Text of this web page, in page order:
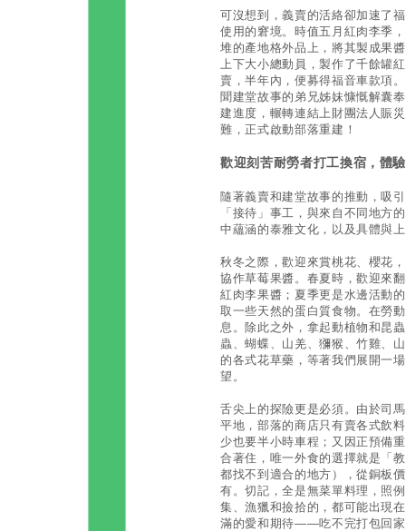
可沒想到，義賣的活絡卻加速了
使用的窘境。時值五月紅肉李季
堆的產地格外品上，將其製成果
上下大小總動員，製作了千餘罐
賣，半年內，便募得福音車款項
聞建堂故事的弟兄姊妹慷慨解囊
建進度，輾轉連結上財團法人賑
難，正式啟動部落重建！
歡迎刻苦耐勞者打工換宿，體
隨著義賣和建堂故事的推動，吸
「接待」事工，與來自不同地方
中蘊涵的泰雅文化，以及具體與
秋冬之際，歡迎來賞桃花、櫻花
協作草莓果醬。春夏時，歡迎來
紅肉李果醬；夏季更是水邊活動
取一些天然的蛋白質食物。在勞
息。除此之外，拿起動植物和昆
蟲、蝴蝶、山羌、獼猴、竹雞、
的各式花草藥，等著我們展開一
望。
舌尖上的探險更是必須。由於司
平地，部落的商店只有賣各式飲
少也要半小時車程；又因正預備
合著住，唯一外食的選擇就是「
都找不到適合的地方），從銅板
有。切記，全是無菜單料理，照
集、漁獵和撿拾的，都可能出現
滿的愛和期待——吃不完打包回